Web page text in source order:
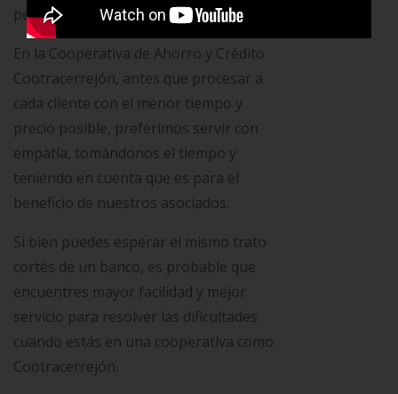
personas en el menor tiempo posible.
En la Cooperativa de Ahorro y Crédito
Cootracerrejón, antes que procesar a
cada cliente con el menor tiempo y
precio posible, preferimos servir con
empatía, tomándonos el tiempo y
teniendo en cuenta que es para el
beneficio de nuestros asociados.
Si bien puedes esperar el mismo trato
cortés de un banco, es probable que
encuentres mayor facilidad y mejor
servicio para resolver las dificultades
cuando estás en una cooperativa como
Cootracerrejón.